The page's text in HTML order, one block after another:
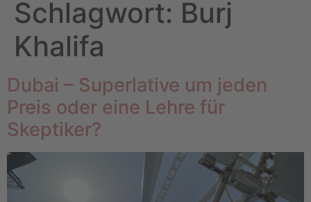
Schlagwort: Burj
Khalifa
Dubai – Superlative um jeden
Preis oder eine Lehre für
Skeptiker?